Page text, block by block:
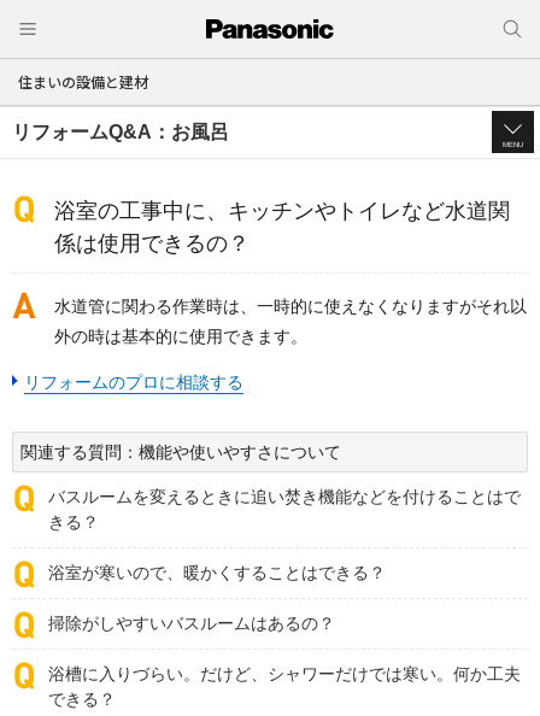
住まいの設備と建材
リフォームQ&A：お風呂
MENU
浴室の工事中に、キッチンやトイレなど水道関
係は使用できるの？
水道管に関わる作業時は、一時的に使えなくなりますがそれ以
外の時は基本的に使用できます。
リフォームのプロに相談する
関連する質問：機能や使いやすさについて
バスルームを変えるときに追い焚き機能などを付けることはで
きる？
浴室が寒いので、暖かくすることはできる？
掃除がしやすいバスルームはあるの？
浴槽に入りづらい。だけど、シャワーだけでは寒い。何か工夫
できる？